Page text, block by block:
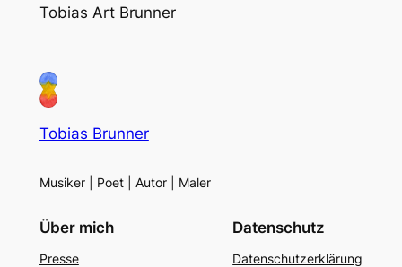
Tobias Art Brunner
Tobias Brunner
Musiker | Poet | Autor | Maler
Über mich
Presse
Datenschutz
Datenschutzerklärung